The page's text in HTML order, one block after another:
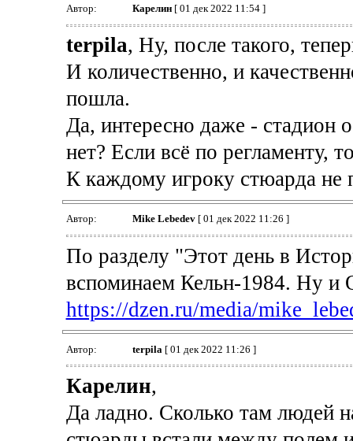
Автор: Карелин[ 01 дек 2022 11:54 ]
terpila, Ну, после такого,
И количественно, и
пошла.
Да, интересно даже - стадион
нет? Если всё по регламенту,
К каждому игроку стюарда не
Автор: Mike Lebedev[ 01 дек 2022 11:26 ]
По разделу "Этот день в
вспоминаем Кельн-1984. Ну и
https://dzen.ru/media/
Автор: terpila [ 01 дек 2022 11:26 ]
Карелин,
Да ладно. Сколько там людей